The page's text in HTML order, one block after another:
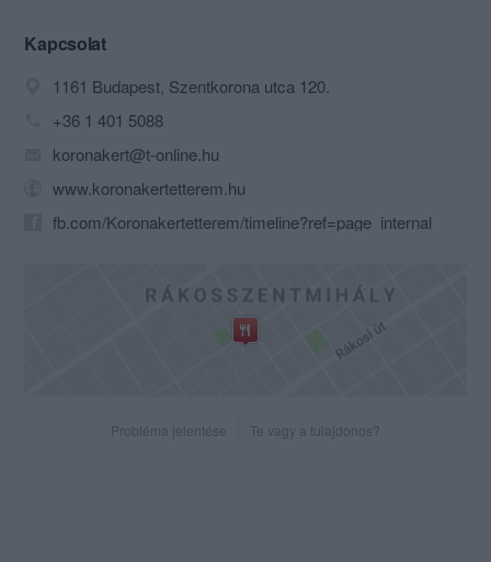
megbeszélések, vagy családi
fogásos összeállításokon át, a
svédasztalos fogadásig terjed.
Kapcsolat
1161 Budapest, Szentkorona utca 120.
+36 1 401 5088
koronakert@t-online.hu
www.koronakertetterem.hu
fb.com/Koronakertetterem/timeline?ref=page_internal
Probléma jelentése Te vagy a tulajdonos?